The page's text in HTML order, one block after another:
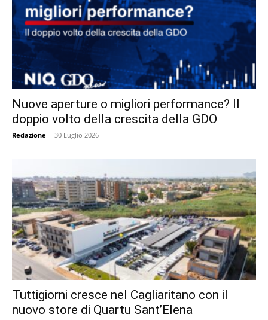
Nuove aperture o migliori performance? Il
doppio volto della crescita della GDO
Redazione - 30 Luglio 2026
Tuttigiorni cresce nel Cagliaritano con il
nuovo store di Quartu Sant’Elena